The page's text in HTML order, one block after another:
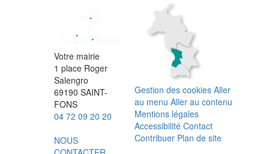
Votre mairie
1 place Roger
Salengro
69190 SAINT-
FONS
04 72 09 20 20
NOUS
Gestion des cookies Aller
au menu Aller au contenu
Mentions légales
Accessibilité Contact
Contribuer Plan de site